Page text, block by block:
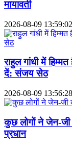
मायावती
2026-08-09 13:59:02
राहुल गांधी में
दें: संजय सेठ
2026-08-09 13:56:28
कुछ लोगों ने जेन-जी
प्रधान